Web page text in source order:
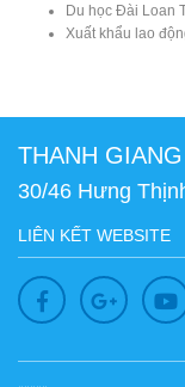
Du học Đài Loan
Xuất khẩu lao
THANH
30/46 Hưng
LIÊN KẾT WEBSITE